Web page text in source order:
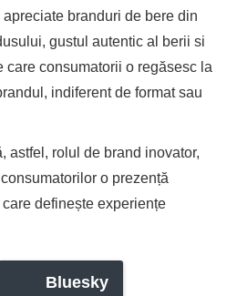
branduri de bere din
gustul autentic al berii si
care consumatorii o regăsesc la
indiferent de format sau
astfel, rolul de brand inovator,
o prezență
definește experiențe
Bluesky